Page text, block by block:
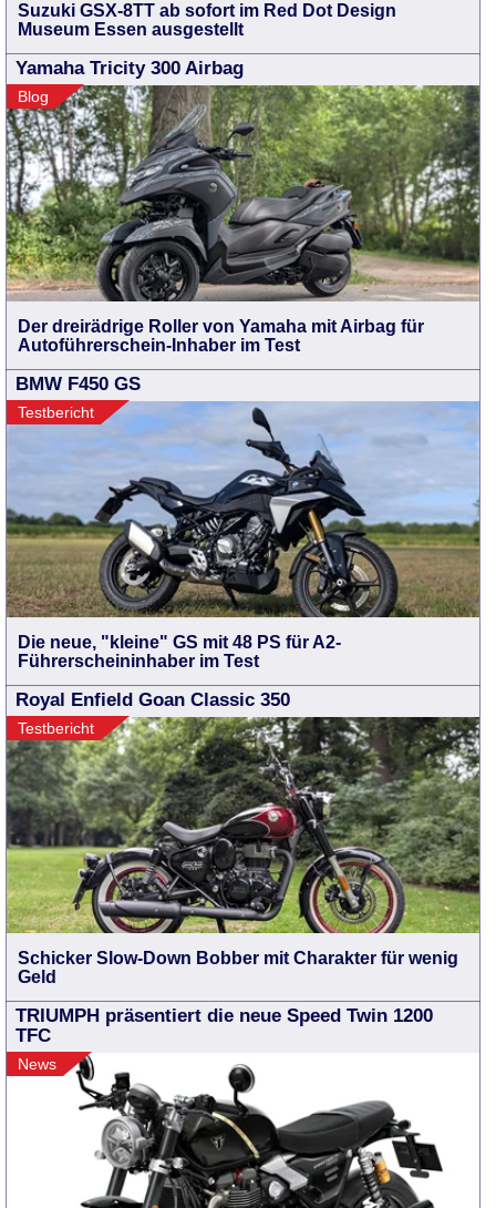
Suzuki GSX-8TT ab sofort im Red Dot Design
Museum Essen ausgestellt
Yamaha Tricity 300 Airbag
Blog
Der dreirädrige Roller von Yamaha mit Airbag für
Autoführerschein-Inhaber im Test
BMW F450 GS
Testbericht
Die neue, "kleine" GS mit 48 PS für A2-
Führerscheininhaber im Test
Royal Enfield Goan Classic 350
Testbericht
Schicker Slow-Down Bobber mit Charakter für wenig
Geld
TRIUMPH präsentiert die neue Speed Twin 1200
TFC
News